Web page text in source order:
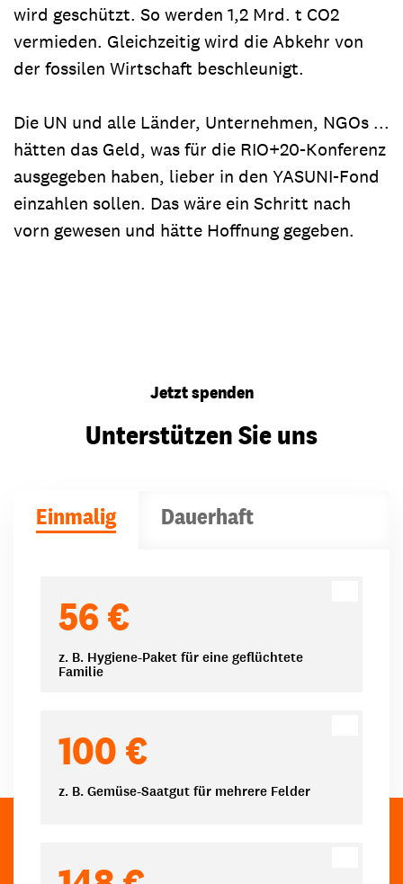
wird geschützt. So werden 1,2 Mrd. t CO2
vermieden. Gleichzeitig wird die Abkehr von
der fossilen Wirtschaft beschleunigt.
Die UN und alle Länder, Unternehmen, NGOs ...
hätten das Geld, was für die RIO+20-Konferenz
ausgegeben haben, lieber in den YASUNI-Fond
einzahlen sollen. Das wäre ein Schritt nach
vorn gewesen und hätte Hoffnung gegeben.
Jetzt spenden
Unterstützen Sie uns
Einmalig Dauerhaft
56 €
z. B. Hygiene-Paket für eine geflüchtete
Familie
100 €
z. B. Gemüse-Saatgut für mehrere Felder